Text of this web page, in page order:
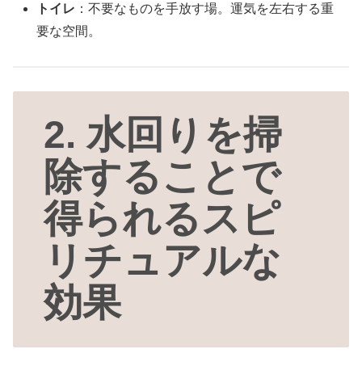
トイレ ：不要なものを手放す場。運気を左右する重
要な空間。
2. 水回りを掃
除することで
得られるスピ
リチュアルな
効果